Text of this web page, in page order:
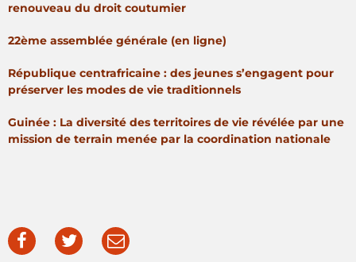
renouveau du droit coutumier
22ème assemblée générale (en ligne)
République centrafricaine : des jeunes s’engagent pour
préserver les modes de vie traditionnels
Guinée : La diversité des territoires de vie révélée par une
mission de terrain menée par la coordination nationale